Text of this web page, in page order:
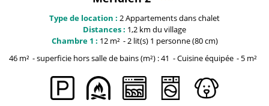
Type de location : 2Appartements dans chalet
Distances : 1,2 km du village
Chambre 1 : 12 m² 2 lit(s) 1 personne (80 cm)
46 m² superficie hors salle de bains (m²) :41 Cuisine équipée 5 m²